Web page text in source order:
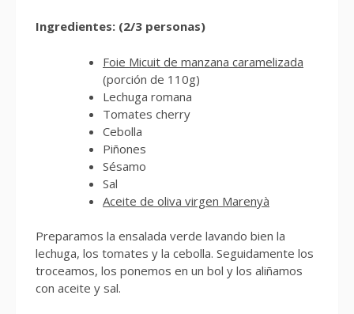
Ingredientes: (2/3 personas)
Foie Micuit de manzana caramelizada
(porción de 110g)
Lechuga romana
Tomates cherry
Cebolla
Piñones
Sésamo
Sal
Aceite de oliva virgen Marenyà
Preparamos la ensalada verde lavando bien la
lechuga, los tomates y la cebolla. Seguidamente los
troceamos, los ponemos en un bol y los aliñamos
con aceite y sal.